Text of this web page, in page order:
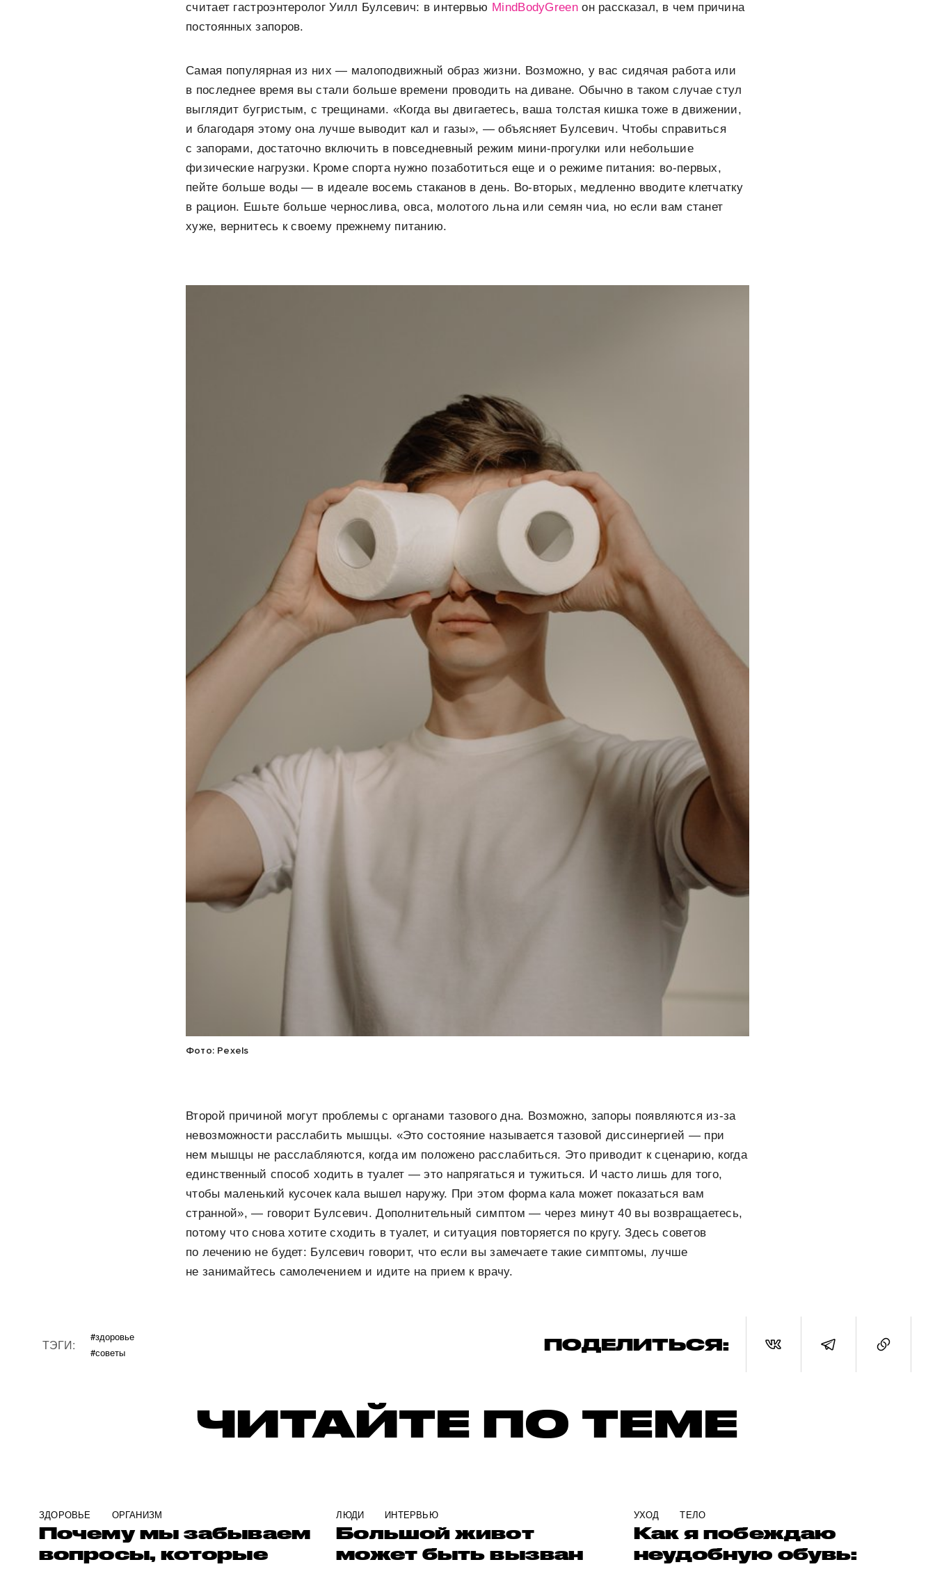
считает гастроэнтеролог Уилл Булсевич: в интервью MindBodyGreenон рассказал, в чем причина
постоянных запоров.
Самая популярная из них — малоподвижный образ жизни. Возможно, у вас сидячая работа или
в последнее время вы стали больше времени проводить на диване. Обычно в таком случае стул
выглядит бугристым, с трещинами. «Когда вы двигаетесь, ваша толстая кишка тоже в движении,
и благодаря этому она лучше выводит кал и газы», — объясняет Булсевич. Чтобы справиться
с запорами, достаточно включить в повседневный режим мини-прогулки или небольшие
физические нагрузки. Кроме спорта нужно позаботиться еще и о режиме питания: во-первых,
пейте больше воды — в идеале восемь стаканов в день. Во-вторых, медленно вводите клетчатку
в рацион. Ешьте больше чернослива, овса, молотого льна или семян чиа, но если вам станет
хуже, вернитесь к своему прежнему питанию.
Фото: Pexels
Второй причиной могут проблемы с органами тазового дна. Возможно, запоры появляются из-за
невозможности расслабить мышцы. «Это состояние называется тазовой диссинергией — при
нем мышцы не расслабляются, когда им положено расслабиться. Это приводит к сценарию, когда
единственный способ ходить в туалет — это напрягаться и тужиться. И часто лишь для того,
чтобы маленький кусочек кала вышел наружу. При этом форма кала может показаться вам
странной», — говорит Булсевич. Дополнительный симптом — через минут 40 вы возвращаетесь,
потому что снова хотите сходить в туалет, и ситуация повторяется по кругу. Здесь советов
по лечению не будет: Булсевич говорит, что если вы замечаете такие симптомы, лучше
не занимайтесь самолечением и идите на прием к врачу.
ТЭГИ:
#здоровье
#советы
ПОДЕЛИТЬСЯ:
ЧИТАЙТЕ ПО ТЕМЕ
ЗДОРОВЬЕ ОРГАНИЗМ
Почему мы забываем
вопросы, которые
ЛЮДИ ИНТЕРВЬЮ
Большой живот
может быть вызван
УХОД ТЕЛО
Как я побеждаю
неудобную обувь: